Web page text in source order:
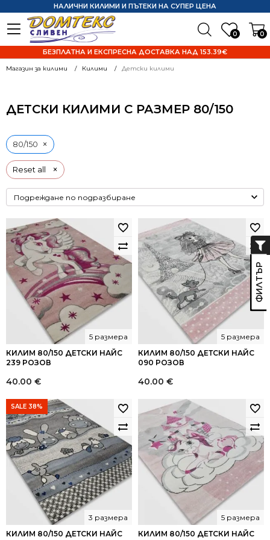
0 0
НАЛИЧНИ КИЛИМИ И ПЪТЕКИ НА СУПЕР ЦЕНА
БЕЗПЛАТНА И ЕКСПРЕСНА ДОСТАВКА НАД 153.39€
Магазин за килими Килими Детски килими
ДЕТСКИ КИЛИМИ С РАЗМЕР 80/150
Reset all ×
80/150 ×
КИЛИМ 80/150 ДЕТСКИ НАЙС
239 РОЗОВ
5 размера
40.00 €
КИЛИМ 80/150 ДЕТСКИ НАЙС
090 РОЗОВ
5 размера
40.00 €
SALE 38%
КИЛИМ 80/150 ДЕТСКИ НАЙС
3 размера
КИЛИМ 80/150 ДЕТСКИ НАЙС
5 размера